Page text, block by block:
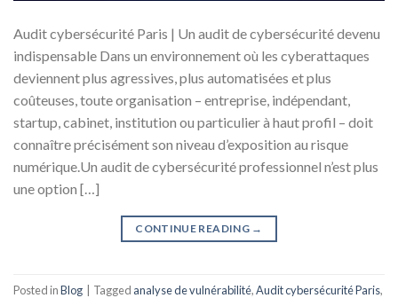
Audit cybersécurité Paris | Un audit de cybersécurité devenu
indispensable Dans un environnement où les cyberattaques
deviennent plus agressives, plus automatisées et plus
coûteuses, toute organisation – entreprise, indépendant,
startup, cabinet, institution ou particulier à haut profil – doit
connaître précisément son niveau d’exposition au risque
numérique.Un audit de cybersécurité professionnel n’est plus
une option […]
CONTINUE READING →
Posted inBlog Tagged analyse de vulnérabilité,Audit cybersécurité Paris,